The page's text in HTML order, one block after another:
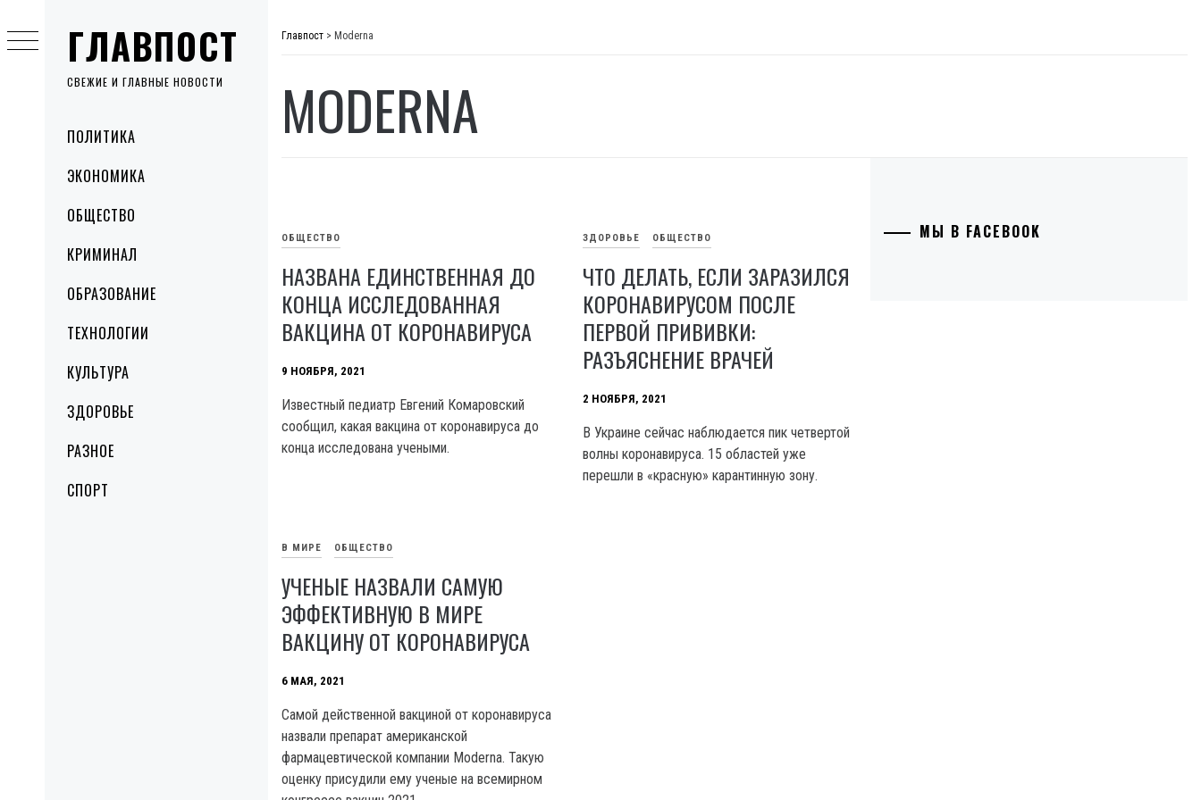
ГЛАВПОСТ
СВЕЖИЕ И ГЛАВНЫЕ НОВОСТИ
MenuПОЛИТИКА
ЭКОНОМИКА
ОБЩЕСТВО
КРИМИНАЛ
ОБРАЗОВАНИЕ
ТЕХНОЛОГИИ
КУЛЬТУРА
ЗДОРОВЬЕ
РАЗНОЕ
СПОРТ
to
content
Главпост > Moderna
MODERNA
ОБЩЕСТВО
НАЗВАНА ЕДИНСТВЕННАЯ ДО
КОНЦА ИССЛЕДОВАННАЯ
ВАКЦИНА ОТ КОРОНАВИРУСА
9 НОЯБРЯ, 2021
Известный педиатр Евгений Комаровский
сообщил, какая вакцина от коронавируса до
конца исследована учеными.
ЗДОРОВЬЕ ОБЩЕСТВО
ЧТО ДЕЛАТЬ, ЕСЛИ ЗАРАЗИЛСЯ
КОРОНАВИРУСОМ ПОСЛЕ
ПЕРВОЙ ПРИВИВКИ:
РАЗЪЯСНЕНИЕ ВРАЧЕЙ
2 НОЯБРЯ, 2021
В Украине сейчас наблюдается пик четвертой
волны коронавируса. 15 областей уже
перешли в «красную» карантинную зону.
В МИРЕ ОБЩЕСТВО
УЧЕНЫЕ НАЗВАЛИ САМУЮ
ЭФФЕКТИВНУЮ В МИРЕ
ВАКЦИНУ ОТ КОРОНАВИРУСА
6 МАЯ, 2021
Самой действенной вакциной от коронавируса
назвали препарат американской
фармацевтической компании Moderna. Такую
оценку присудили ему ученые на всемирном
МЫ В FACEBOOK